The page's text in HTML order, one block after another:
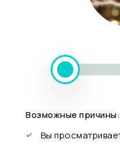
Возможные причины:
Вы